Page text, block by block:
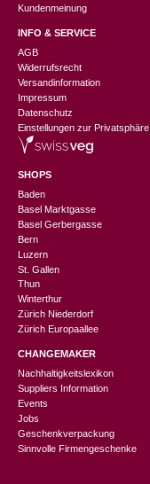
Kundenmeinung
INFO & SERVICE
AGB
Widerrufsrecht
Versandinformation
Impressum
Datenschutz
Einstellungen zur Privatsphäre
SHOPS
Baden
Basel Marktgasse
Basel Gerbergasse
Bern
Luzern
St. Gallen
Thun
Winterthur
Zürich Niederdorf
Zürich Europaallee
CHANGEMAKER
Nachhaltigkeitslexikon
Suppliers Information
Events
Jobs
Geschenkverpackung
Sinnvolle Firmengeschenke